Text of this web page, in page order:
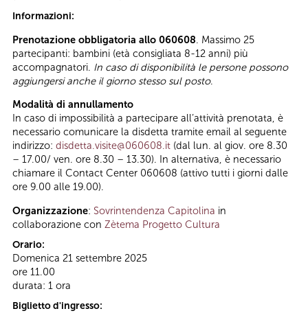
Informazioni:
Prenotazione obbligatoria allo 060608. Massimo 25
partecipanti: bambini (età consigliata 8-12 anni) più
accompagnatori. In caso di disponibilità le persone possono
aggiungersi anche il giorno stesso sul posto.
Modalità di annullamento
In caso di impossibilità a partecipare all’attività prenotata, è
necessario comunicare la disdetta tramite email al seguente
indirizzo: disdetta.visite@060608.it (dal lun. al giov. ore 8.30
– 17.00/ ven. ore 8.30 – 13.30). In alternativa, è necessario
chiamare il Contact Center 060608 (attivo tutti i giorni dalle
ore 9.00 alle 19.00).
Organizzazione: Sovrintendenza Capitolina in
collaborazione con Zètema Progetto Cultura
Orario:
Domenica 21 settembre 2025
ore 11.00
durata: 1 ora
Biglietto d'ingresso: